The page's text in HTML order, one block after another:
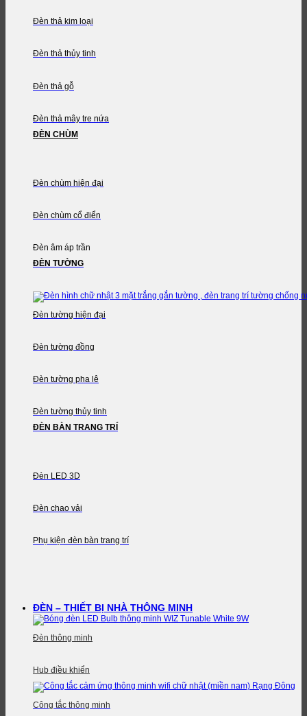
Đèn thả kim loại
Đèn thả thủy tinh
Đèn thả gỗ
Đèn thả mây tre nứa
ĐÈN CHÙM
Đèn chùm hiện đại
Đèn chùm cổ điển
Đèn âm áp trần
ĐÈN TƯỜNG
Đèn tường hiện đại
Đèn tường đồng
Đèn tường pha lê
Đèn tường thủy tinh
ĐÈN BÀN TRANG TRÍ
Đèn LED 3D
Đèn chao vải
Phụ kiện đèn bàn trang trí
ĐÈN – THIẾT BỊ NHÀ THÔNG MINH
Đèn thông minh
Hub điều khiển
Công tắc thông minh